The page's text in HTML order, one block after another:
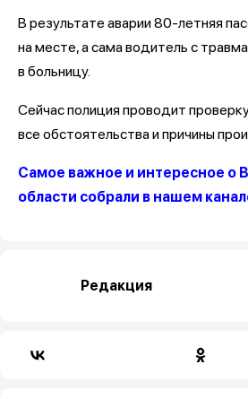
В результате аварии 80-летняя
на месте, а сама водитель с
в больницу.
Сейчас полиция проводит
все обстоятельства и причины
Самое важное и интересное о
области собрали в нашем
Редакция